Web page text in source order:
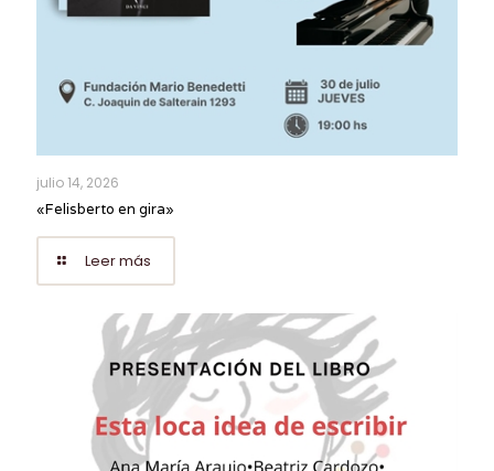
julio 14, 2026
«Felisberto en gira»
Leer más